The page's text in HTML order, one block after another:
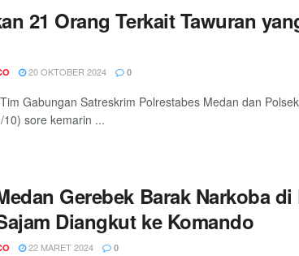
21 Orang Terkait Tawuran
20 OKTOBER 2024 0
Gabungan Satreskrim Polrestabes Medan dan
sore kemarin ...
Gerebek Barak Narkoba
Diangkut ke Komando
22 MARET 2024 0